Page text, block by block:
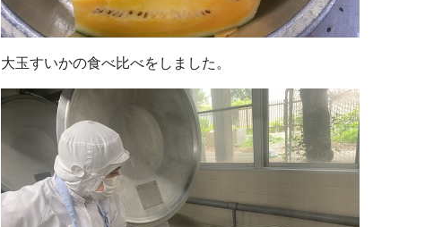
大玉すいかの食べ比べをしました。